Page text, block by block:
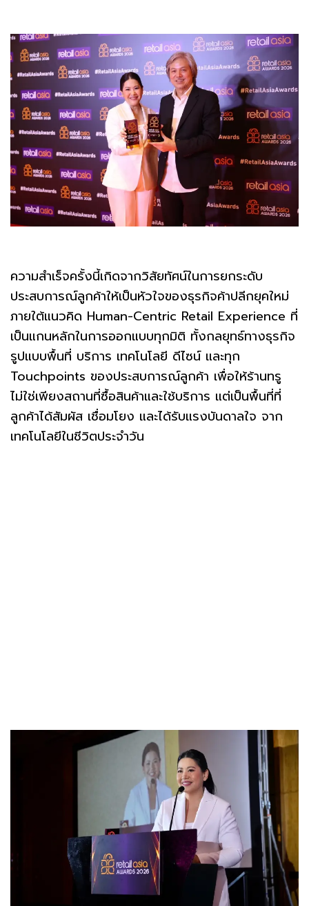
ความสำเร็จครั้งนี้เกิดจากวิสัยทัศน์ในการยกระดับ
ประสบการณ์ลูกค้าให้เป็นหัวใจของธุรกิจค้าปลีกยุคใหม่
ภายใต้แนวคิด Human-Centric Retail Experience ที่
เป็นแกนหลักในการออกแบบทุกมิติ ทั้งกลยุทธ์ทางธุรกิจ
รูปแบบพื้นที่ บริการ เทคโนโลยี ดีไซน์ และทุก
Touchpoints ของประสบการณ์ลูกค้า เพื่อให้ร้านทรู
ไม่ใช่เพียงสถานที่ซื้อสินค้าและใช้บริการ แต่เป็นพื้นที่ที่
ลูกค้าได้สัมผัส เชื่อมโยง และได้รับแรงบันดาลใจ จาก
เทคโนโลยีในชีวิตประจำวัน